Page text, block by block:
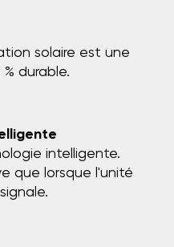
solaire est une
durable.
intelligente.
que lorsque l'unité